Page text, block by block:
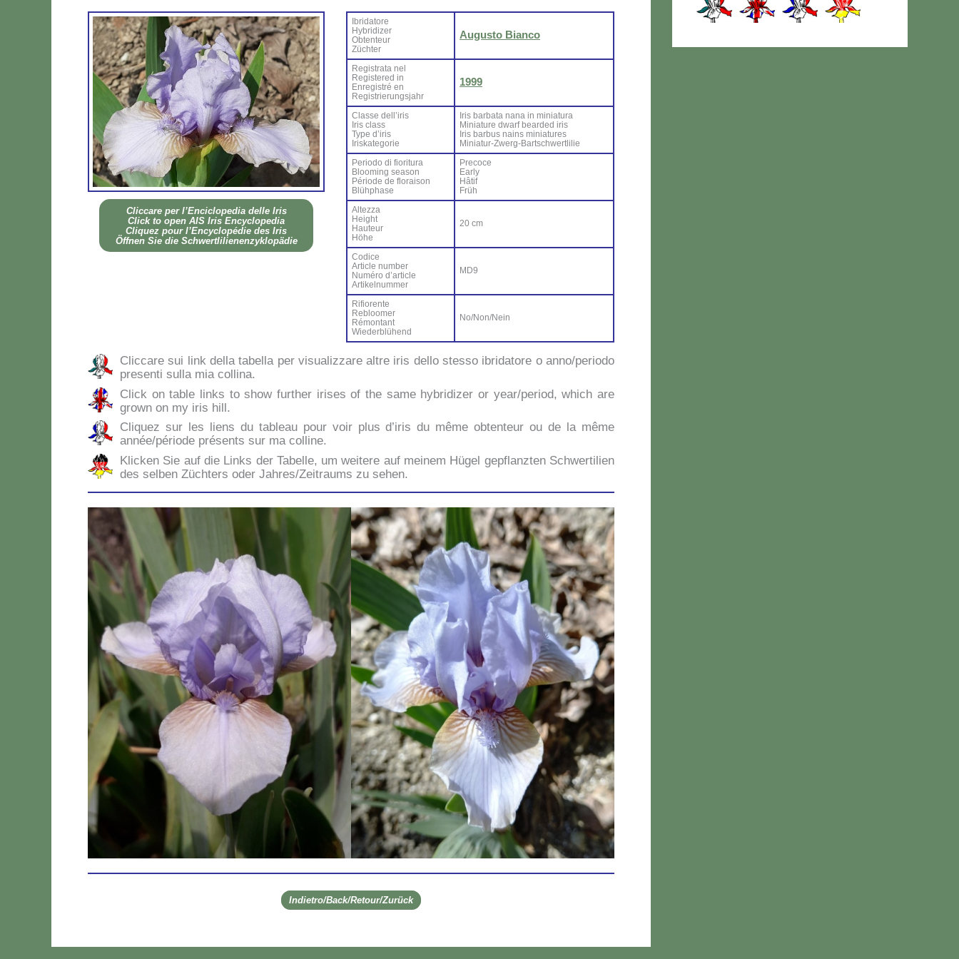
Clic­ca­re per l’En­ci­clo­pe­dia del­le Iris
Click to open AIS Iris En­cy­clo­pe­dia
Cli­quez pour l’En­cy­clo­pé­die des Iris
Öff­nen Sie die Sch­wer­tli­lie­nen­zy­klo­pä­die
Ibri­da­to­re
Hy­bri­di­zer
Ob­ten­teur
Zü­ch­ter
Au­gu­sto Bian­co
Re­gi­stra­ta nel
Re­gi­ste­red in
En­re­gi­stré en
Re­gi­strie­rung­sjahr
1999
Clas­se del­l’i­ris
Iris class
Ty­pe d’i­ris
Iri­ska­te­go­rie
Iris bar­ba­ta na­na in mi­nia­tu­ra
Mi­nia­tu­re dwarf bear­ded iris
Iris bar­bus nains mi­nia­tu­res
Mi­nia­tur-Zwerg-Bar­ts­ch­wer­tli­lie
Pe­rio­do di fio­ri­tu­ra
Bloo­ming sea­son
Pé­rio­de de flo­rai­son
Blü­h­pha­se
Pre­co­ce
Ear­ly
Hâ­tif
Früh
Al­tez­za
Height
Hau­teur
Hö­he
20 cm
Co­di­ce
Ar­ti­cle num­ber
Nu­mé­ro d’ar­ti­cle
Ar­ti­kel­num­mer
MD9
Ri­fio­ren­te
Re­bloo­mer
Ré­mon­tant
Wie­der­blü­hend
No/Non/Nein
Clic­ca­re sui link del­la ta­bel­la per vi­sua­liz­za­re al­tre iris del­lo stes­so ibri­da­to­re o anno/periodo
pre­sen­ti sul­la mia col­li­na.
Click on ta­ble links to show fur­ther iri­ses of the sa­me hy­bri­di­zer or year/period, which are
gro­wn on my iris hill.
Cli­quez sur les liens du ta­bleau pour voir plus d’i­ris du mê­me ob­ten­teur ou de la mê­me
année/période pré­sen­ts sur ma col­li­ne.
Klic­ken Sie auf die Links der Ta­bel­le, um wei­te­re auf mei­nem Hü­gel ge­p­flanz­ten Sch­wer­ti­lien
des sel­ben Zü­ch­ters oder Jahres/Zeitraums zu se­hen.
Indietro/Back/Retour/Zurück